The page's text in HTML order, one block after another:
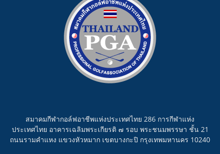
สมาคมกีฬากอล์ฟอาชีพแห่งประเทศไทย 286 การกีฬาแห่ง
ประเทศไทย อาคารเฉลิมพระเกียรติ ๗ รอบ พระชนมพรรษา ชั้น 21
ถนนรามคำแหง แขวงหัวหมาก เขตบางกะปิ กรุงเทพมหานคร 10240